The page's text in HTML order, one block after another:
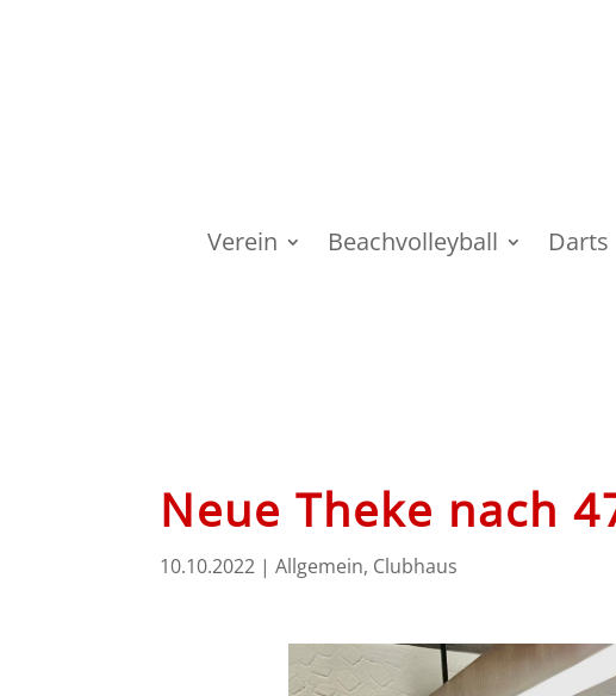
Verein Beachvolleyball Darts
Neue Theke nach
10.10.2022 |Allgemein, Clubhaus